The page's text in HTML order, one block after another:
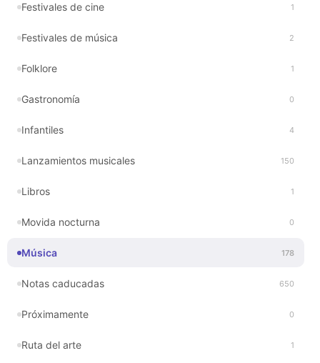
Festivales de cine 1
Festivales de música 2
Folklore 1
Gastronomía 0
Infantiles 4
Lanzamientos musicales 150
Libros 1
Movida nocturna 0
Música 178
Notas caducadas 650
Próximamente 0
Ruta del arte 1